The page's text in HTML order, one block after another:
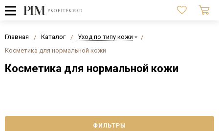
Главная Каталог
Уход по типу кожи
Косметика для нормальной кожи
Косметика для нормальной кожи
ФИЛЬТРЫ